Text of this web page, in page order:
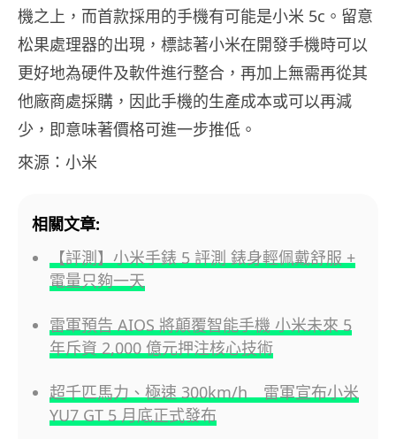
機之上，而首款採用的手機有可能是小米 5c。留意
松果處理器的出現，標誌著小米在開發手機時可以
更好地為硬件及軟件進行整合，再加上無需再從其
他廠商處採購，因此手機的生產成本或可以再減
少，即意味著價格可進一步推低。
來源：小米
相關文章:
【評測】小米手錶 5 評測 錶身輕佩戴舒服 +
電量只夠一天
雷軍預告 AIOS 將顛覆智能手機 小米未來 5
年斥資 2,000 億元押注核心技術
超千匹馬力、極速 300km/h 雷軍宣布小米
YU7 GT 5 月底正式發布